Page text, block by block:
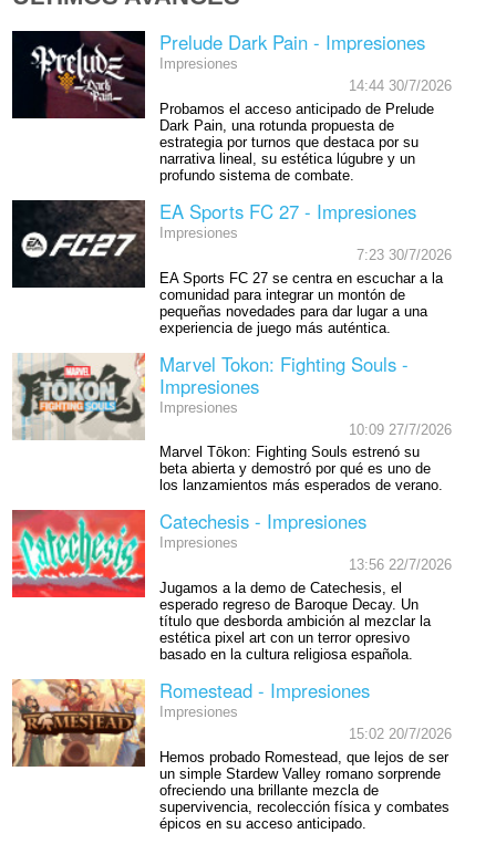
Prelude Dark Pain - Impresiones
Impresiones
14:44 30/7/2026
Probamos el acceso anticipado de Prelude
Dark Pain, una rotunda propuesta de
estrategia por turnos que destaca por su
narrativa lineal, su estética lúgubre y un
profundo sistema de combate.
EA Sports FC 27 - Impresiones
Impresiones
7:23 30/7/2026
EA Sports FC 27 se centra en escuchar a la
comunidad para integrar un montón de
pequeñas novedades para dar lugar a una
experiencia de juego más auténtica.
Marvel Tokon: Fighting Souls -
Impresiones
Impresiones
10:09 27/7/2026
Marvel Tōkon: Fighting Souls estrenó su
beta abierta y demostró por qué es uno de
los lanzamientos más esperados de verano.
Catechesis - Impresiones
Impresiones
13:56 22/7/2026
Jugamos a la demo de Catechesis, el
esperado regreso de Baroque Decay. Un
título que desborda ambición al mezclar la
estética pixel art con un terror opresivo
basado en la cultura religiosa española.
Romestead - Impresiones
Impresiones
15:02 20/7/2026
Hemos probado Romestead, que lejos de ser
un simple Stardew Valley romano sorprende
ofreciendo una brillante mezcla de
supervivencia, recolección física y combates
épicos en su acceso anticipado.